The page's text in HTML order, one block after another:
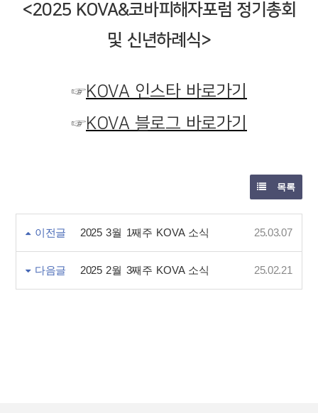
<2025 KOVA&코바피해자포럼 정기총회
및 신년하례식>
☞KOVA 인스타 바로가기
☞KOVA 블로그 바로가기
목록
이전글 2025 3월 1째주 KOVA 소식 25.03.07
다음글 2025 2월 3째주 KOVA 소식 25.02.21